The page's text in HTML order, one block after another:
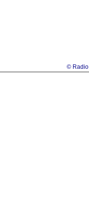
© Radio